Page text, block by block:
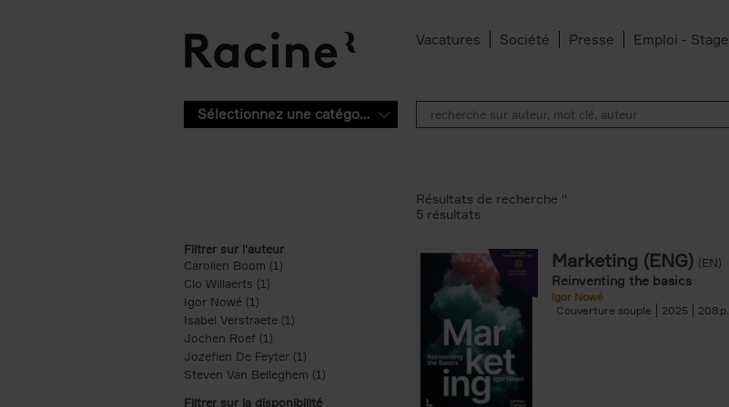
Vacatures Société Presse Emploi - Stage
Sélectionnez une catégorie
Filtrer sur l'auteur
Carolien Boom (1)
Clo Willaerts (1)
Igor Nowé (1)
Isabel Verstraete (1) Apply Isabel Verstraete filter
Jochen Roef (1)
Jozefien De Feyter (1) Apply Jozefien De Feyter filter
Steven Van Belleghem (1) Apply Steven Van Belleghem filter
Filtrer sur la disponibilité
Résultats de recherche ''
5 résultats
Marketing (ENG) (EN)
Reinventing the basics
Igor Nowé
Couverture souple
2025 208